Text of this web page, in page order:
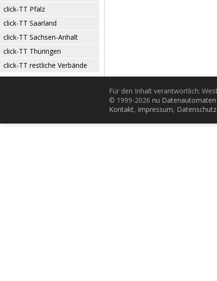
click-TT Pfalz
click-TT Saarland
click-TT Sachsen-Anhalt
click-TT Thüringen
click-TT restliche Verbände
Für den Inhalt verantwortlich:
© 1999-2026 nu
Kontakt, Impressum, Datenschutz